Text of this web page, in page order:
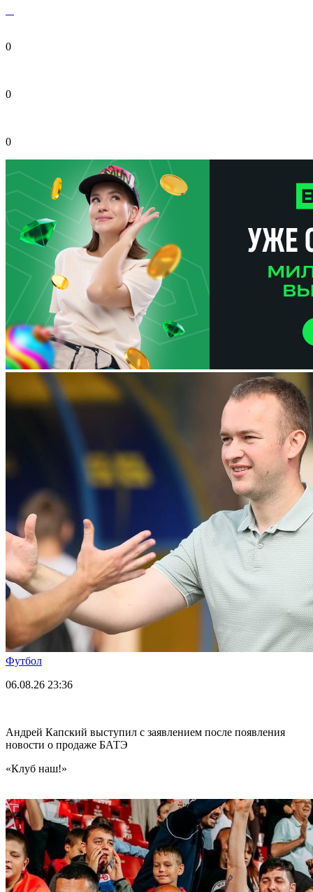
0
0
0
Футбол
06.08.26 23:36
Андрей Капский выступил с заявлением после появления
новости о продаже БАТЭ
«Клуб наш!»